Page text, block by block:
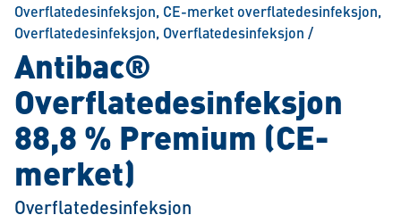
Overflatedesinfeksjon, CE-merket overflatedesinfeksjon,
Overflatedesinfeksjon, Overflatedesinfeksjon /
Antibac®
Overflatedesinfeksjon
88,8 % Premium (CE-
merket)
Overflatedesinfeksjon